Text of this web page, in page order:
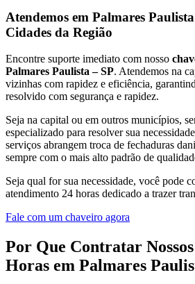
Atendemos em Palmares
Cidades da Região
Encontre suporte imediato com nosso
Palmares Paulista – SP. Atendemos na
vizinhas com rapidez e eficiência,
resolvido com segurança e rapidez.
Seja na capital ou em outros municípios,
especializado para resolver sua
serviços abrangem troca de fechaduras
sempre com o mais alto padrão de
Seja qual for sua necessidade, você pode
atendimento 24 horas dedicado a trazer
Fale com um chaveiro agora
Por Que Contratar
Horas em Palmares